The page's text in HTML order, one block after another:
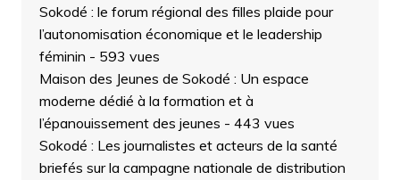
Sokodé : le forum régional des filles plaide pour
l’autonomisation économique et le leadership
féminin - 593 vues
Maison des Jeunes de Sokodé : Un espace
moderne dédié à la formation et à
l’épanouissement des jeunes - 443 vues
Sokodé : Les journalistes et acteurs de la santé
briefés sur la campagne nationale de distribution